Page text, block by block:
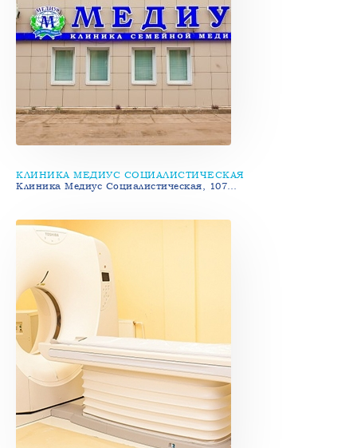
КЛИНИКА МЕДИУС СОЦИАЛИСТИЧЕСКАЯ
Клиника Медиус Социалистическая, 107…